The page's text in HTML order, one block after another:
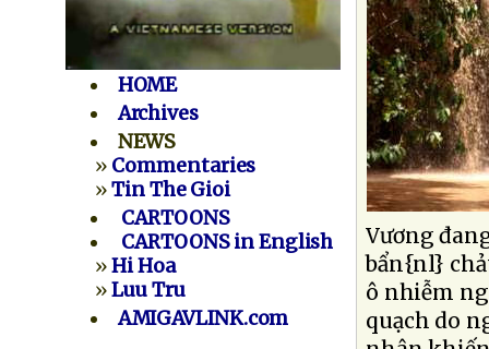
HOME
Archives
NEWS
» Commentaries
»Tin The Gioi
CARTOONS
CARTOONS in English
»Hi Hoa
»Luu Tru
AMIGAVLINK.com
Vương
bẩn{nl}
ô nhiễm
quạch do